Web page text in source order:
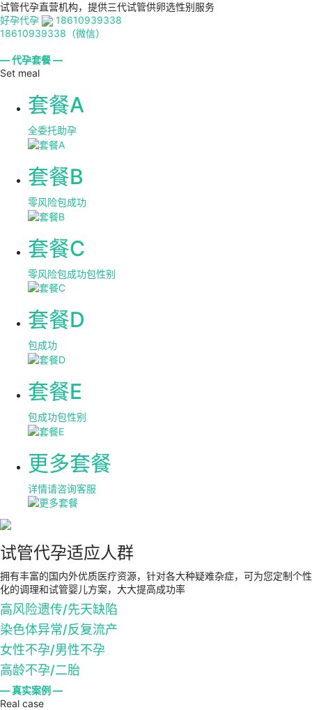
试管代孕直营机构，提供三代试管供卵选性别服务
好孕代孕
18610939338
18610939338（微信）
— 代孕套餐 —
Set meal
套餐A
全委托助孕
套餐B
零风险包成功
套餐C
零风险包成功包性别
套餐D
包成功
套餐E
包成功包性别
更多套餐
详情请咨询客服
试管代孕适应人群
拥有丰富的国内外优质医疗资源，针对各大种疑难杂症，可为您定制个性
化的调理和试管婴儿方案，大大提高成功率
高风险遗传/先天缺陷
染色体异常/反复流产
女性不孕/男性不孕
高龄不孕/二胎
— 真实案例 —
Real case